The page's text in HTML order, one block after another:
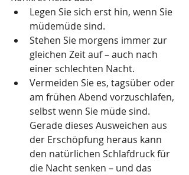
Legen Sie sich erst hin, wenn Sie
müdemüde sind.
Stehen Sie morgens immer zur
gleichen Zeit auf – auch nach
einer schlechten Nacht.
Vermeiden Sie es, tagsüber oder
am frühen Abend vorzuschlafen,
selbst wenn Sie müde sind.
Gerade dieses Ausweichen aus
der Erschöpfung heraus kann
den natürlichen Schlafdruck für
die Nacht senken – und das